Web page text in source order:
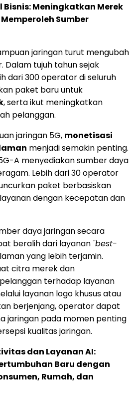
Meningkatkan Merek
Sumber
jaringan turut mengubah
Dalam tujuh tahun sejak
dari 300 operator di seluruh
paket baru untuk
, serta ikut meningkatkan
pelanggan.
jaringan 5G, monetisasi
menjadi semakin penting.
A menyediakan sumber daya
Lebih dari 30 operator
paket berbasiskan
dengan kecepatan dan
daya jaringan secara
beralih dari layanan "best-
yang lebih terjamin.
citra merek dan
terhadap layanan
layanan logo khusus atau
berjenjang, operator dapat
jaringan pada momen penting
kualitas jaringan.
dan Layanan AI:
Baru dengan
Rumah, dan